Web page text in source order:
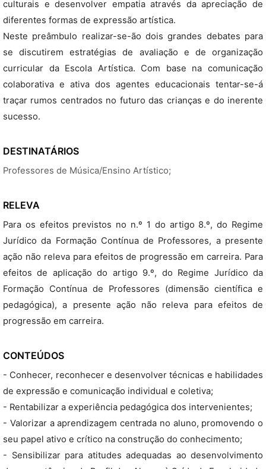
culturais e desenvolver empatia através da apreciação de
diferentes formas de expressão artística.
Neste preâmbulo realizar-se-ão dois grandes debates para
se discutirem estratégias de avaliação e de organização
curricular da Escola Artística. Com base na comunicação
colaborativa e ativa dos agentes educacionais tentar-se-á
traçar rumos centrados no futuro das crianças e do inerente
sucesso.
DESTINATÁRIOS
Professores de Música/Ensino Artístico;
RELEVA
Para os efeitos previstos no n.º 1 do artigo 8.º, do Regime
Jurídico da Formação Contínua de Professores, a presente
ação não releva para efeitos de progressão em carreira. Para
efeitos de aplicação do artigo 9.º, do Regime Jurídico da
Formação Contínua de Professores (dimensão científica e
pedagógica), a presente ação não releva para efeitos de
progressão em carreira.
CONTEÚDOS
- Conhecer, reconhecer e desenvolver técnicas e habilidades
de expressão e comunicação individual e coletiva;
- Rentabilizar a experiência pedagógica dos intervenientes;
- Valorizar a aprendizagem centrada no aluno, promovendo o
seu papel ativo e crítico na construção do conhecimento;
- Sensibilizar para atitudes adequadas ao desenvolvimento